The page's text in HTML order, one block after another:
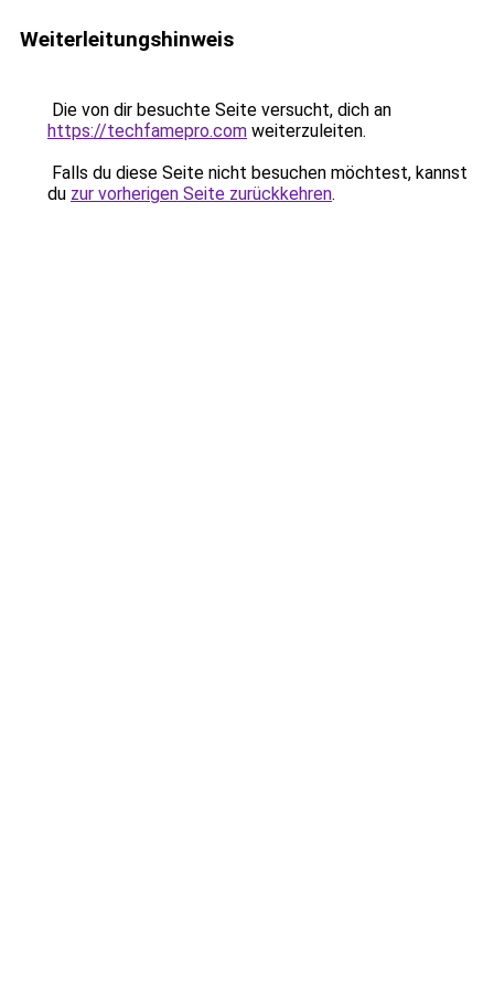
Weiterleitungshinweis
Die von dir besuchte Seite versucht, dich an
https://techfamepro.com weiterzuleiten.
Falls du diese Seite nicht besuchen möchtest, kannst
du zur vorherigen Seite zurückkehren.